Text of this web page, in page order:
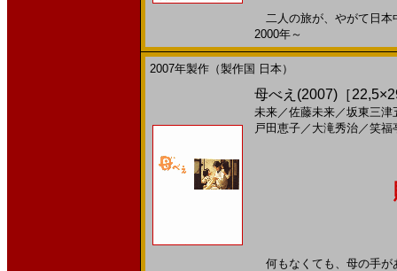
二人の旅が、やがて日
2000年～
2007年製作（製作国 日本）
母べえ(2007)［
未来／佐藤未来／坂東三津
戸田恵子／ 大滝秀治／笑福
何もなくても、母の手が